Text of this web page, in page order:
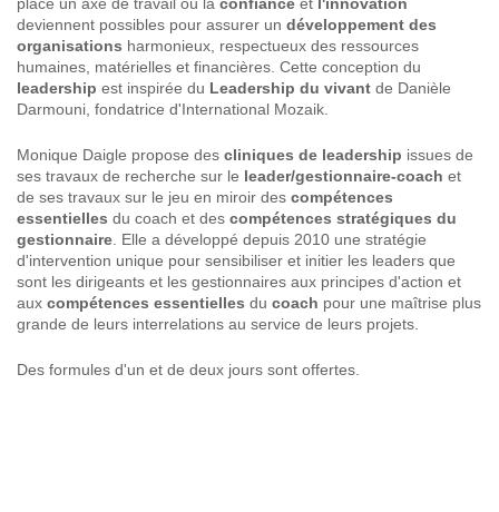
place un axe de travail où la confiance et l'innovation
deviennent possibles pour assurer un d éveloppement des
organisations harmonieux, respectueux des ressources
humaines, matérielles et financières. Cette conception du
leadership est inspirée du Leadership du vivant de Danièle
Darmouni, fondatrice d'International Mozaik.
Monique Daigle propose des cliniques de leadership issues de
ses travaux de recherche sur le leader/gestionnaire-coach et
de ses travaux sur le jeu en miroir des compétences
essentielles du coach et des compétences stratégiques du
gestionnaire. Elle a développé depuis 2010 une stratégie
d'intervention unique pour sensibiliser et initier les leaders que
sont les dirigeants et les gestionnaires aux principes d'action et
aux compétences essentielles du coach pour une maîtrise plus
grande de leurs interrelations au service de leurs projets.
Des formules d'un et de deux jours sont offertes.